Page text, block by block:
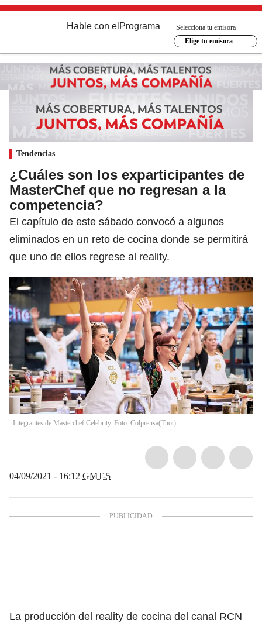
Hable con el Programa
Selecciona tu emisora
Elige tu emisora
Tendencias
¿Cuáles son los exparticipantes de
MasterChef que no regresan a la
competencia?
El capítulo de este sábado convocó a algunos
eliminados en un reto de cocina donde se permitirá
que uno de ellos regrese al reality.
Integrantes de Masterchef Celebrity. Foto: Colprensa(Thot)
04/09/2021 - 16:12 GMT-5
La producción del reality de cocina del canal RCN